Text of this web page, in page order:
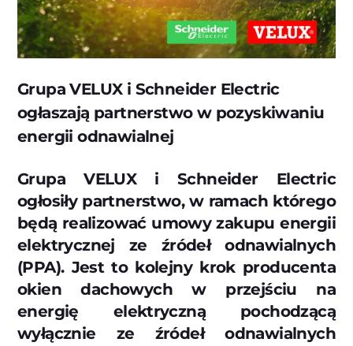
Grupa VELUX i Schneider Electric
ogłaszają partnerstwo w pozyskiwaniu
energii odnawialnej
Grupa VELUX i Schneider Electric
ogłosiły partnerstwo, w ramach którego
będą realizować umowy zakupu energii
elektrycznej ze źródeł odnawialnych
(PPA). Jest to kolejny krok producenta
okien dachowych w przejściu na
energię elektryczną pochodzącą
wyłącznie ze źródeł odnawialnych